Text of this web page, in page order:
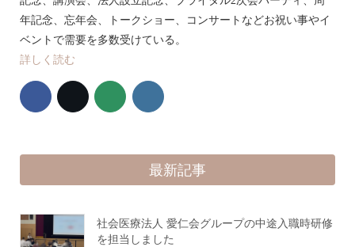
年記念、忘年会、トークショー、コンサートなどお祝い事やイ
ベントで需要を多数受けている。
詳しく読む
最新記事
社会医療法人 愛仁会グループの中途入職時研修
を担当しました